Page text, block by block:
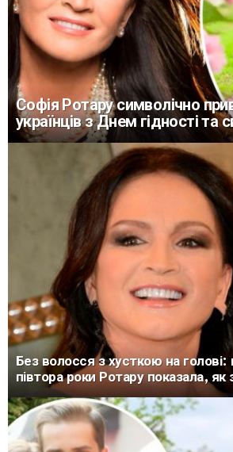
Софія Ротару символічно
українців з Днем гідності та
Без волосся з хусткою на
півтора роки Ротару показала, як